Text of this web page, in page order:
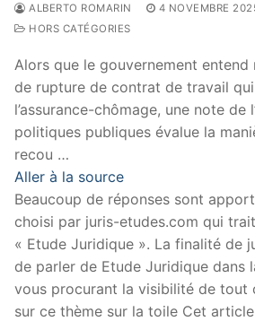
ALBERTO ROMARIN
4 NOVEMBRE
HORS CATÉGORIES
Alors que le gouvernement
de rupture de contrat de travail
l’assurance-chômage, une note de
politiques publiques évalue la
recou …
Aller à la source
Beaucoup de réponses sont
choisi par juris-etudes.com qui
« Etude Juridique ». La finalité de
de parler de Etude Juridique dans
vous procurant la visibilité de tout
sur ce thème sur la toile Cet